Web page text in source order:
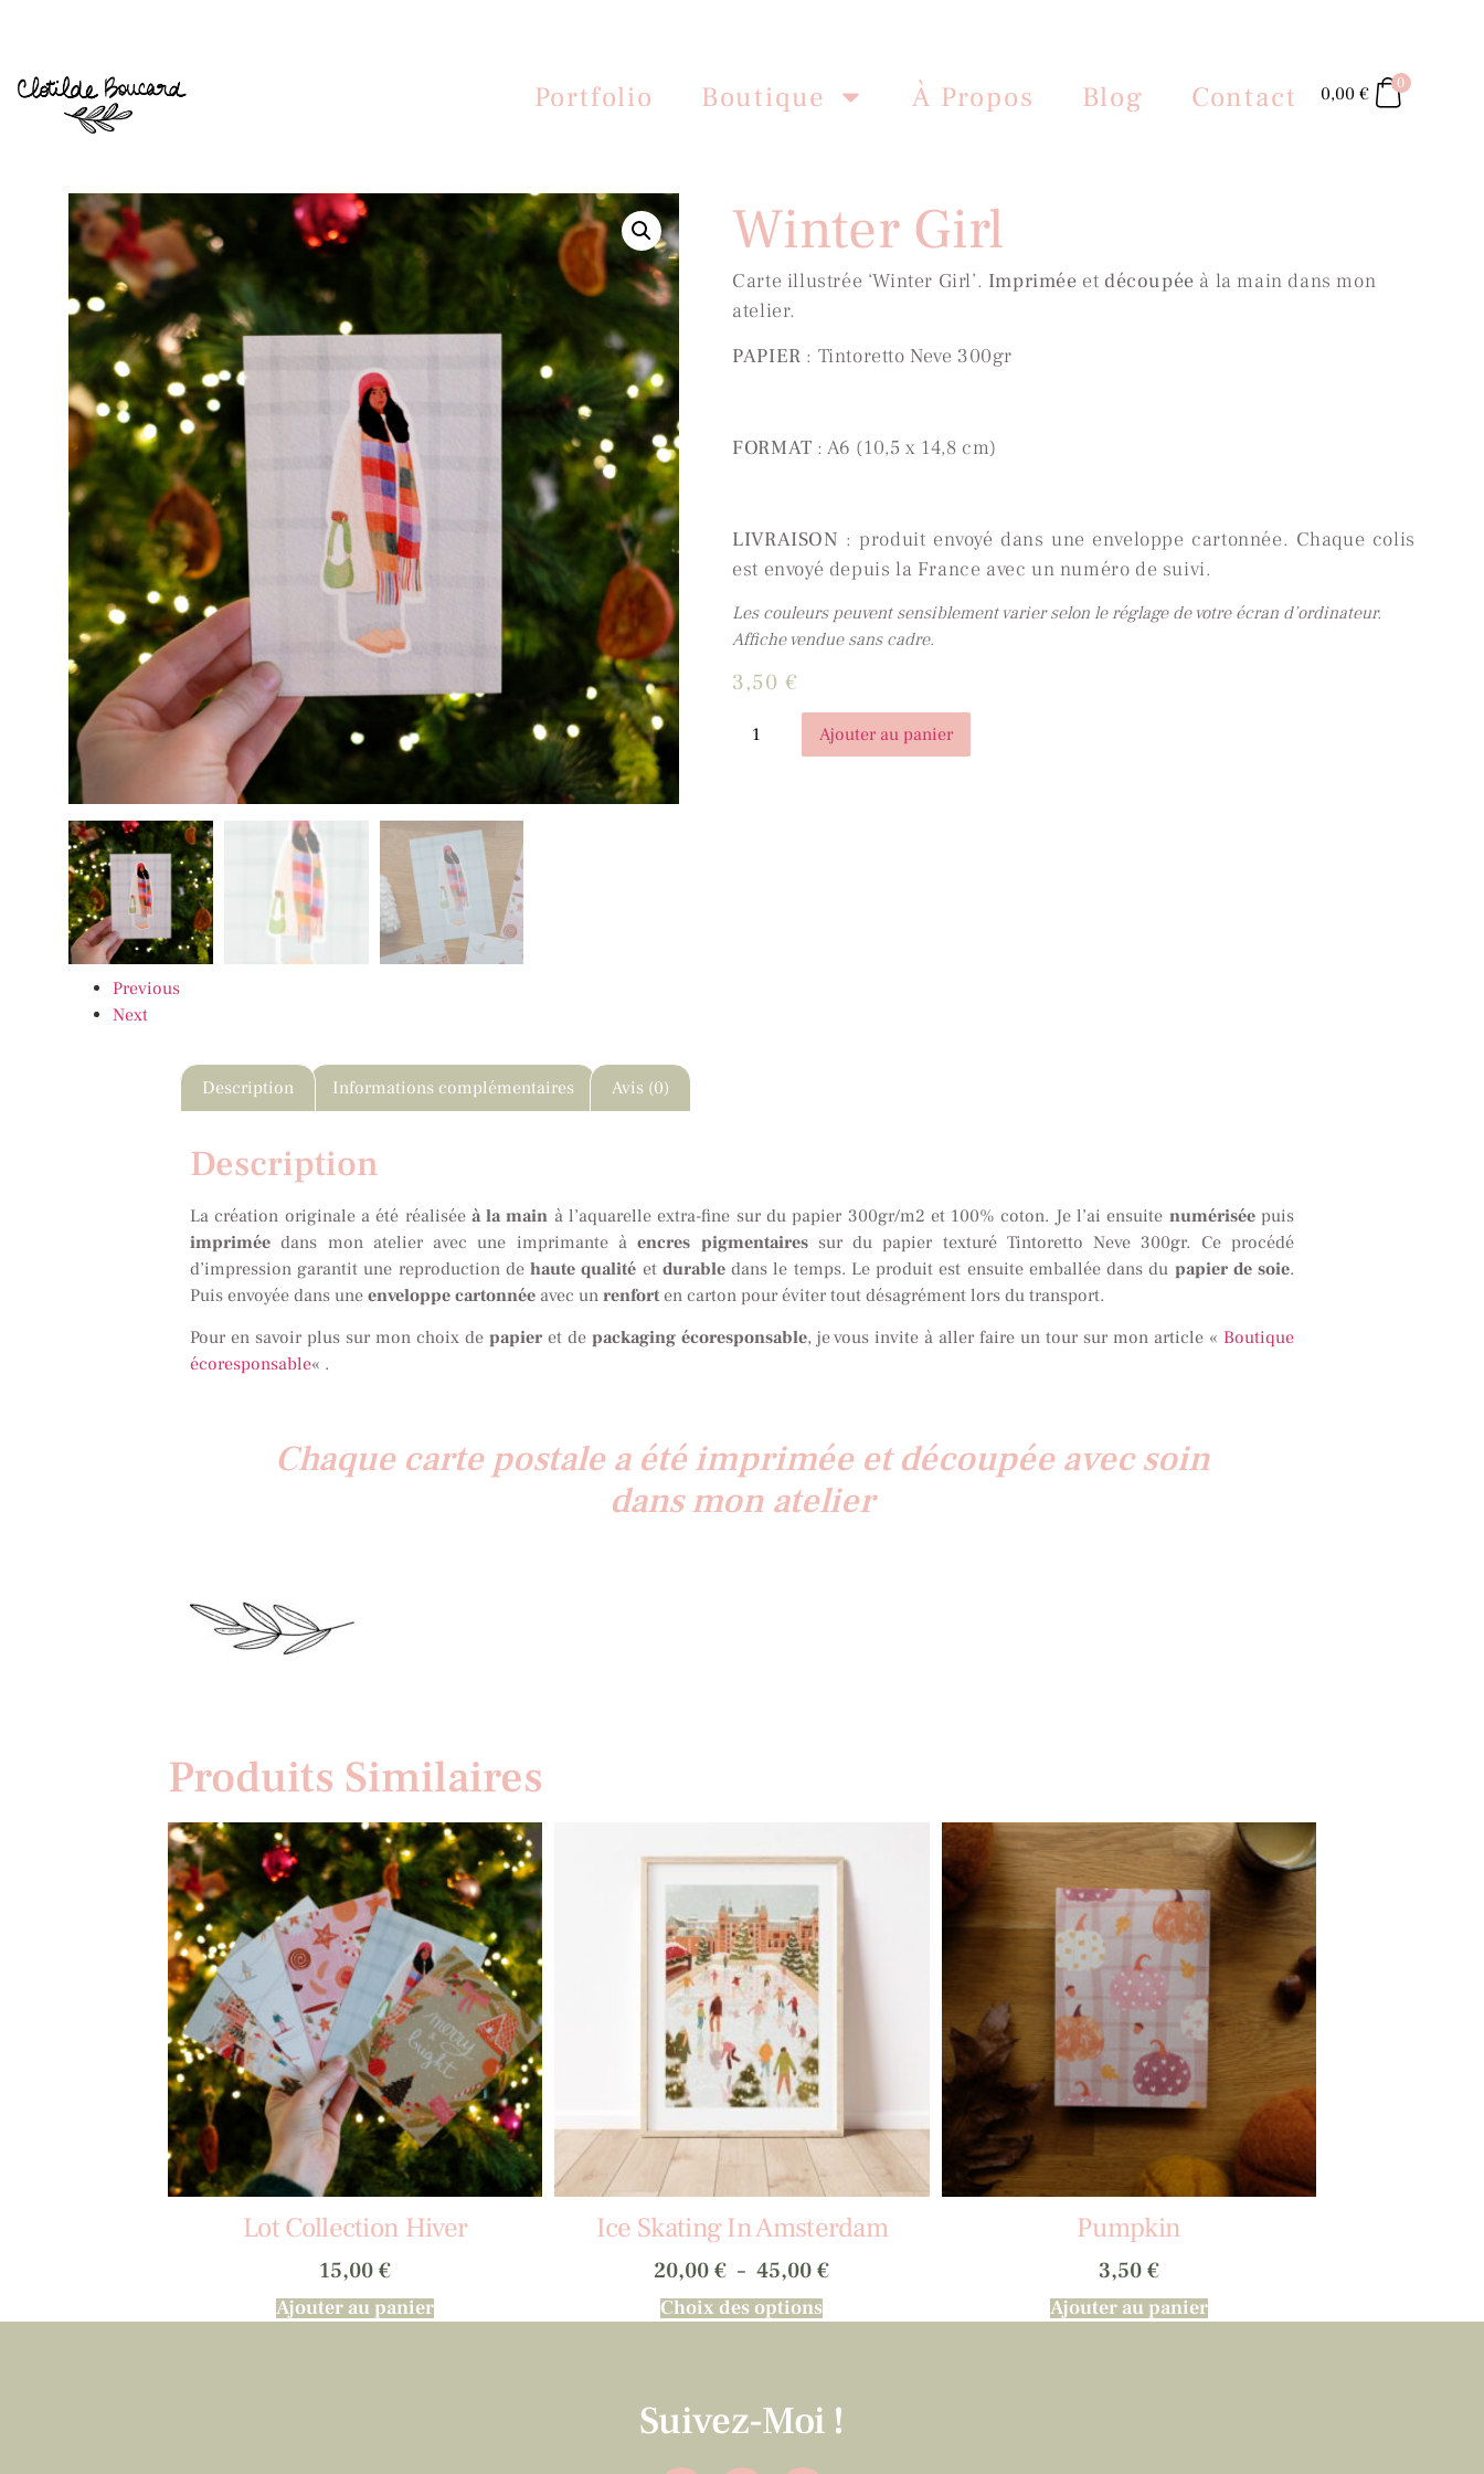
Portfolio Boutique À Propos Blog Contact 0,00 €
0
Previous
Next
Winter Girl
Carte illustrée ‘Winter Girl’. Imprimée et découpée à la main dans mon
atelier.
PAPIER : Tintoretto Neve 300gr
FORMAT : A6 (10,5 x 14,8 cm)
LIVRAISON : produit envoyé dans une enveloppe cartonnée. Chaque colis
est envoyé depuis la France avec un numéro de suivi.
Les couleurs peuvent sensiblement varier selon le réglage de votre écran d’ordinateur.
Affiche vendue sans cadre.
3,50€
Ajouter au panier
Description Informations complémentaires Avis (0)
Description
La création originale a été réalisée à la main à l’aquarelle extra-fine sur du papier 300gr/m2 et 100% coton. Je l’ai ensuite numériséepuis
imprimée dans mon atelier avec une imprimante àencres pigmentairessur du papier texturé Tintoretto Neve 300gr. Ce procédé
d’impression garantit une reproduction dehaute qualité et durabledans le temps. Le produit est ensuite emballée dans du papier de soie.
Puis envoyée dans une enveloppe cartonnée avec un renforten carton pour éviter tout désagrément lors du transport.
Pour en savoir plus sur mon choix de papier et depackaging écoresponsable, je vous invite à aller faire un tour sur mon article « Boutique
écoresponsable« .
Chaque carte postale a été imprimée et découpée avec soin
dans mon atelier
Produits Similaires
Lot Collection Hiver
15,00€
Ajouter au panier
Ice Skating In Amsterdam
20,00€ – 45,00€
Choix des options
Pumpkin
3,50€
Ajouter au panier
Suivez-Moi !